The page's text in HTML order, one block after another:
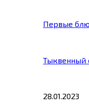
Первые
Тыквенный
28.01.2023